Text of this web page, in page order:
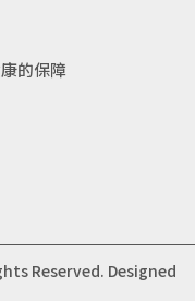
的保障
Reserved. Designed